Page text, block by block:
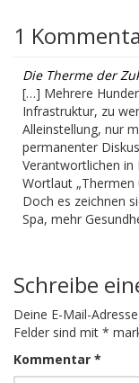
1
Die Therme der
[…] Mehrere
Infrastruktur, zu
Alleinstellung, nur
permanenter
Verantwortlichen
Wortlaut „Thermen
Doch es zeichnen
Spa, mehr
Schreibe
Deine E-Mail-
Felder sind mit *
Kommentar *